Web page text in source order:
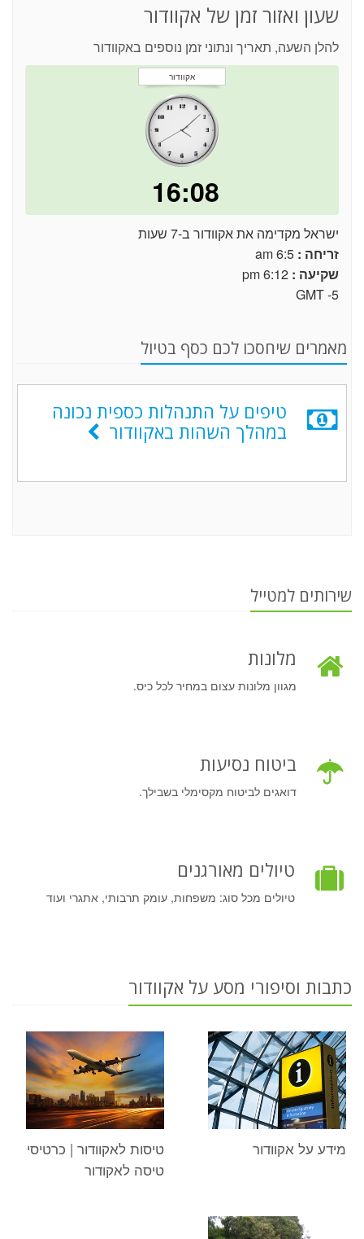
שעון ואזור זמן של אקוודור
להלן השעה, תאריך ונתוני זמן נוספים באקוודור
אקוודור
16:08
ישראל מקדימה את אקוודור ב-7 שעות
זריחה :
שקיעה :
GMT -5
מאמרים שיחסכו לכם כסף בטיול
טיפים על התנהלות כספית נכונה
במהלך השהות באקוודור
שירותים למטייל
מלונות
מגוון מלונות עצום במחיר לכל כיס.
ביטוח נסיעות
דואגים לביטוח מקסימלי בשבילך.
טיולים מאורגנים
טיולים מכל סוג: משפחות, עומק תרבותי, אתגרי ועוד
כתבות וסיפורי מסע על אקוודור
מידע על אקוודור
טיסות לאקוודור | כרטיסי
טיסה לאקודור